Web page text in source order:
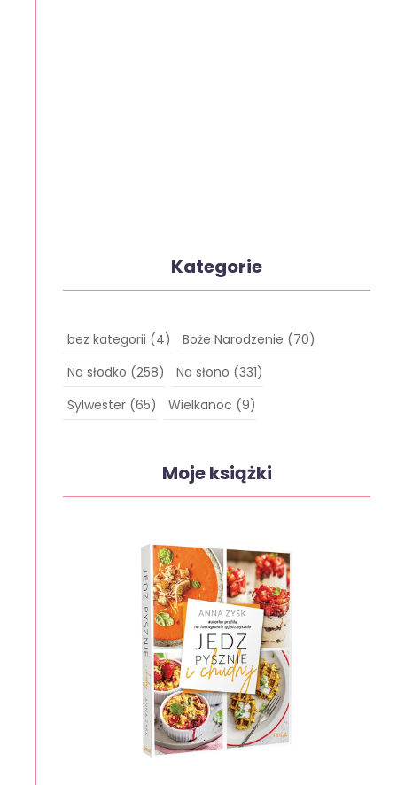
Kategorie
bez kategorii (4) Boże Narodzenie (70)
Na słodko (258) Na słono (331)
Sylwester (65) Wielkanoc (9)
Moje książki